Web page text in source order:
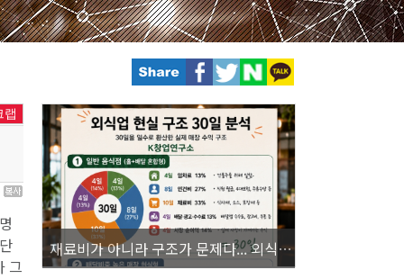
의 우수한 청년 로컬크리에이터들을 위한 팝업스토어 성료
광고지원 사업으로 제작한 광고 첫 송출 시작
랩
그
재료비가 아니라 구조가 문제다... 외식업 수익을 결정하는 진짜 숫자의 비밀